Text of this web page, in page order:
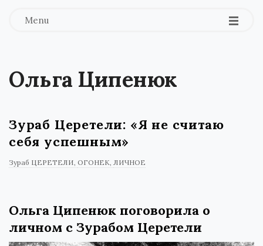
Menu
Ольга Ципенюк
Зураб Церетели: «Я не считаю
себя успешным»
Зураб ЦЕРЕТЕЛИ ОГОНЕК ЛИЧНОЕ
Ольга Ципенюк поговорила о
личном с Зурабом Церетели